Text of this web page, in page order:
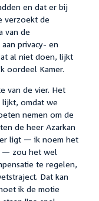
en dat er bij
verzoekt de
van de
privacy- en
al niet doen, lijkt
oordeel Kamer.
van de vier. Het
lijkt, omdat we
nemen om de
de heer Azarkan
ligt — ik noem het
— zou het wel
te regelen,
Dat kan
ik de motie